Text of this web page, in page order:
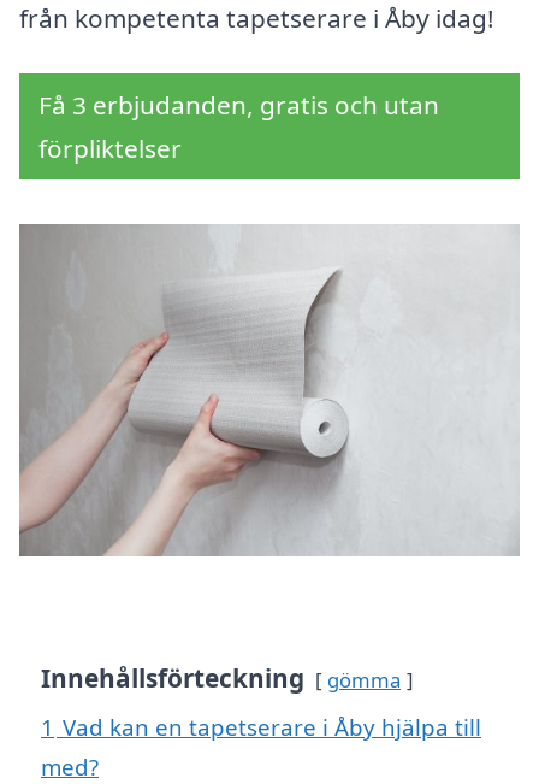
från kompetenta tapetserare i Åby idag!
Få 3 erbjudanden, gratis och utan
förpliktelser
Innehållsförteckning gömma
1 Vad kan en tapetserare i Åby hjälpa till
med?